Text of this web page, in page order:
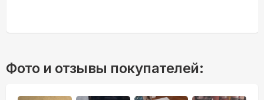
Фото и отзывы покупателей: